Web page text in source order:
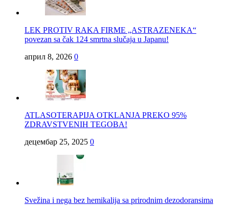
LEK PROTIV RAKA FIRME „ASTRAZENEKA“
povezan sa čak 124 smrtna slučaja u Japanu!
април 8, 2026 0
ATLASOTERAPIJA OTKLANJA PREKO 95%
ZDRAVSTVENIH TEGOBA!
децембар 25, 2025 0
Svežina i nega bez hemikalija sa prirodnim dezodoransima